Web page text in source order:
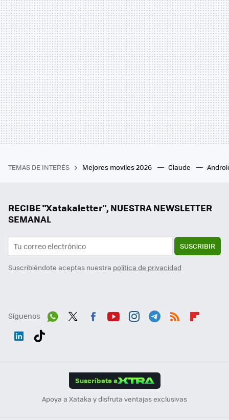
TEMAS DE INTERÉS Mejores moviles 2026 Claude
RECIBE "Xatakaletter", NUESTRA NEWSLETTER
SEMANAL
SUSCRIBIR
Suscribiéndote aceptas nuestra política de privacidad
Síguenos
Suscríbete a
Apoya a Xataka y disfruta ventajas exclusivas